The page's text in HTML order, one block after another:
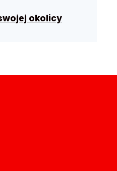
okolicy